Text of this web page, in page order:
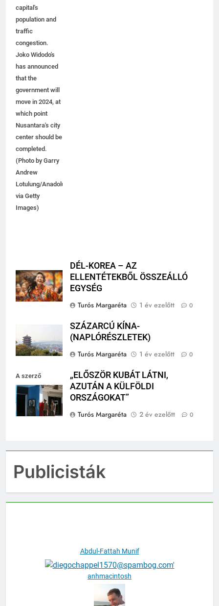
reduce the
capital's
population and
congestion.
Joko Widodo's
has announced
government will
move in 2024, at
which point
Nusantara's city
center should be
completed.
(Photo by Garry
Andrew
Lotulung/Anadolu
via Getty
DÉL-KOREA – AZ
ELLENTÉTEKBŐL ÖSSZEÁLLÓ
SZÁZARCÚ KÍNA-
A szerző
felvétele
„ELŐSZÖR KUBÁT LÁTNI,
AZUTÁN A KÜLFÖLDI
Publicisták
Abdul-Fattah Munif
anhmacintosh